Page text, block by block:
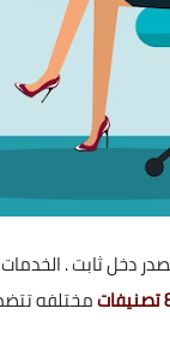
دخل ثابت .
مختلفه